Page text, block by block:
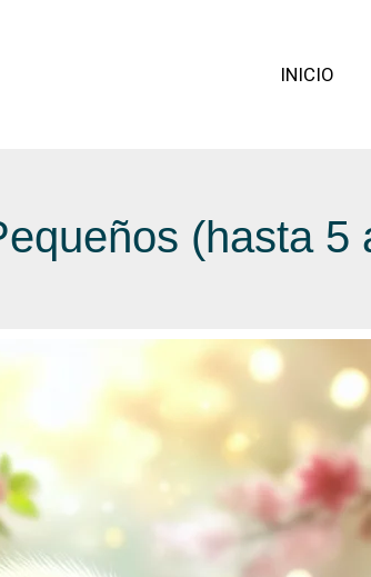
INICIO
(hasta 5